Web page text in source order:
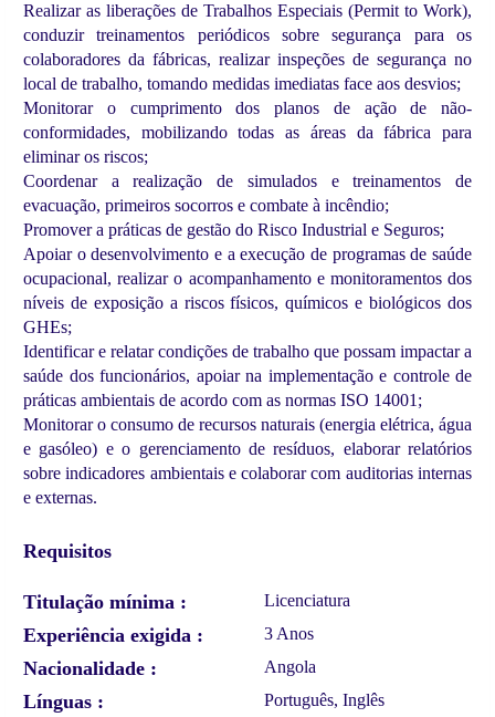
Realizar as liberações de Trabalhos Especiais (Permit to Work),
conduzir treinamentos periódicos sobre segurança para os
colaboradores da fábricas, realizar inspeções de segurança no
local de trabalho, tomando medidas imediatas face aos desvios;
Monitorar o cumprimento dos planos de ação de não-
conformidades, mobilizando todas as áreas da fábrica para
eliminar os riscos;
Coordenar a realização de simulados e treinamentos de
evacuação, primeiros socorros e combate à incêndio;
Promover a práticas de gestão do Risco Industrial e Seguros;
Apoiar o desenvolvimento e a execução de programas de saúde
ocupacional, realizar o acompanhamento e monitoramentos dos
níveis de exposição a riscos físicos, químicos e biológicos dos
GHEs;
Identificar e relatar condições de trabalho que possam impactar a
saúde dos funcionários, apoiar na implementação e controle de
práticas ambientais de acordo com as normas ISO 14001;
Monitorar o consumo de recursos naturais (energia elétrica, água
e gasóleo) e o gerenciamento de resíduos, elaborar relatórios
sobre indicadores ambientais e colaborar com auditorias internas
e externas.
Requisitos
Titulação mínima Licenciatura
Experiência exigida 3 Anos
Nacionalidade Angola
Línguas Português, Inglês